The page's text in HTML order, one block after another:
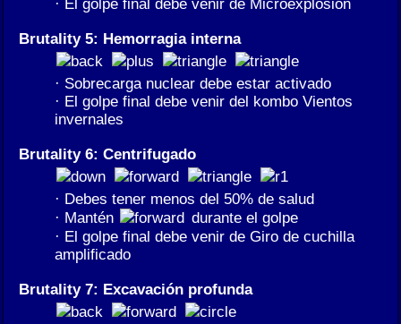
Brutality 5: Hemorragia interna
· Sobrecarga nuclear debe estar activado
· El golpe final debe venir del kombo Vientos
invernales
Brutality 6: Centrifugado
· Debes tener menos del 50% de salud
· Mantén
durante el golpe
· El golpe final debe venir de Giro de cuchilla
amplificado
Brutality 7: Excavación profunda